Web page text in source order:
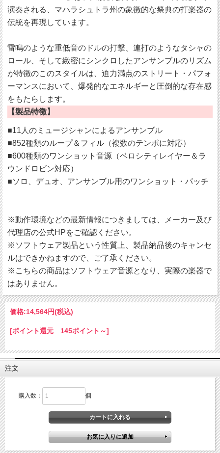
演奏される、マハラシュトラ州の象徴的な祭典の打楽器の
伝統を再現しています。
雷鳴のような重低音のドルの打撃、連打のようなタシャの
ロール、そして緻密にシンクロしたアンサンブルのリズム
が特徴のこのスタイルは、迫力満点のストリート・パフォ
ーマンスにおいて、爆発的なエネルギーと圧倒的な存在感
をもたらします。
【製品特徴】
■11人のミュージシャンによるアンサンブル
■852種類のループ＆フィル（複数のテンポに対応）
■600種類のワンショット音源（ベロシティレイヤー＆ラ
ウンドロビン対応）
■ソロ、デュオ、アンサンブル用のワンショット・パッチ
※動作環境などの最新情報につきましては、メーカー及び
代理店の公式HPをご確認ください。
※ソフトウェア製品という性質上、製品納品後のキャンセ
ルはできかねますので、ご了承ください。
※こちらの商品はソフトウェア音源となり、実際の楽器で
はありません。
価格:14,564円(税込)
[ポイント還元 145ポイント～]
注文
購入数： 個